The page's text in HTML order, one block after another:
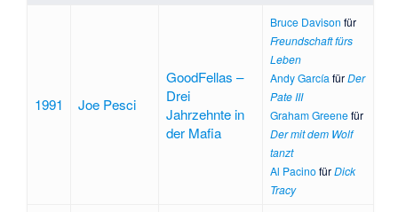
1991 Joe Pesci
GoodFellas –
Drei
Jahrzehnte in
der Mafia
Bruce Davison für
Freundschaft fürs
Leben
Andy García fürDer
Pate III
Graham Greenefür
Der mit dem Wolf
tanzt
Al PacinofürDick
Tracy